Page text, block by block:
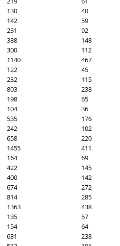
130
40
142
59
231
92
388
148
300
112
1140
467
122
45
232
115
803
238
198
65
104
36
535
176
242
102
658
220
1455
411
164
69
422
145
400
142
674
272
814
285
1363
438
135
57
154
64
631
238